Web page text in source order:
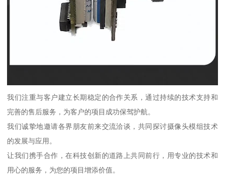
我们注重与客户建立长期稳定的合作关系，通过持续的技术支持和
完善的售后服务，为客户的项目成功保驾护航。
我们诚挚地邀请各界朋友前来交流洽谈，共同探讨摄像头模组技术
的发展与应用。
让我们携手合作，在科技创新的道路上共同前行，用专业的技术和
用心的服务，为您的项目增添价值。